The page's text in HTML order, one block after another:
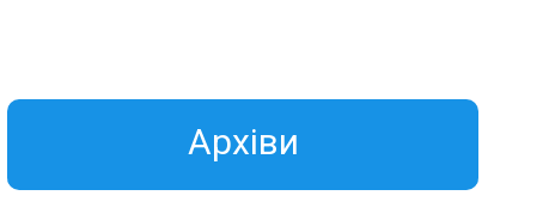
Aрхіви